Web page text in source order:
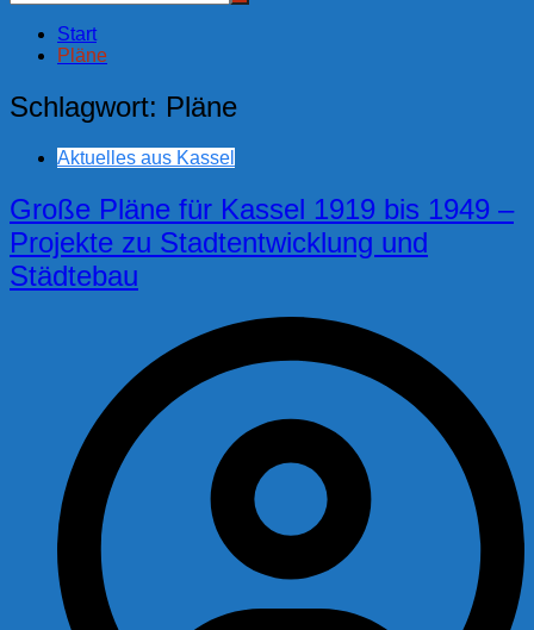
Start
Pläne
Schlagwort: Pläne
Aktuelles aus Kassel
Große Pläne für Kassel 1919 bis 1949 –
Projekte zu Stadtentwicklung und
Städtebau